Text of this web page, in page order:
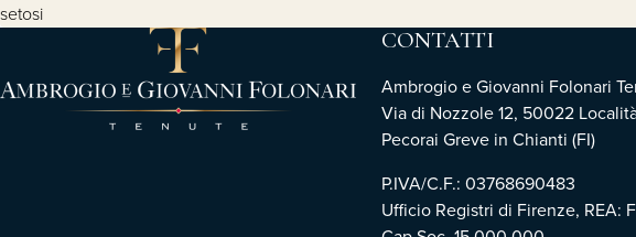
setosi
CONTATTI
Ambrogio e Giovanni Folonari
Via di Nozzole 12, 50022
Pecorai Greve in Chianti (FI)
P.IVA/C.F.: 03768690483
Ufficio Registri di Firenze, REA: